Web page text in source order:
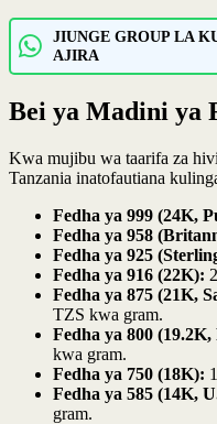
JIUNGE GROUP LA
AJIRA
Bei ya Madini ya
Kwa mujibu wa taarifa za
Tanzania inatofautiana
Fedha ya 999 (24K,
Fedha ya 958
Fedha ya 925
Fedha ya 916 (22K):
Fedha ya 875 (21K,
TZS kwa gram.
Fedha ya 800
kwa gram.
Fedha ya 750 (18K):
Fedha ya 585 (14K,
gram.